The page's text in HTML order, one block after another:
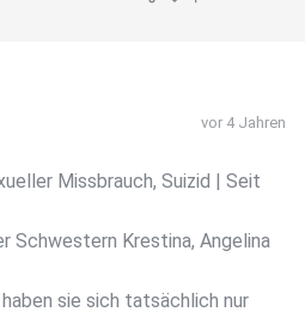
vor 4 Jahren
Missbrauch, Suizid | Seit
Schwestern Krestina, Angelina
sie sich tatsächlich nur